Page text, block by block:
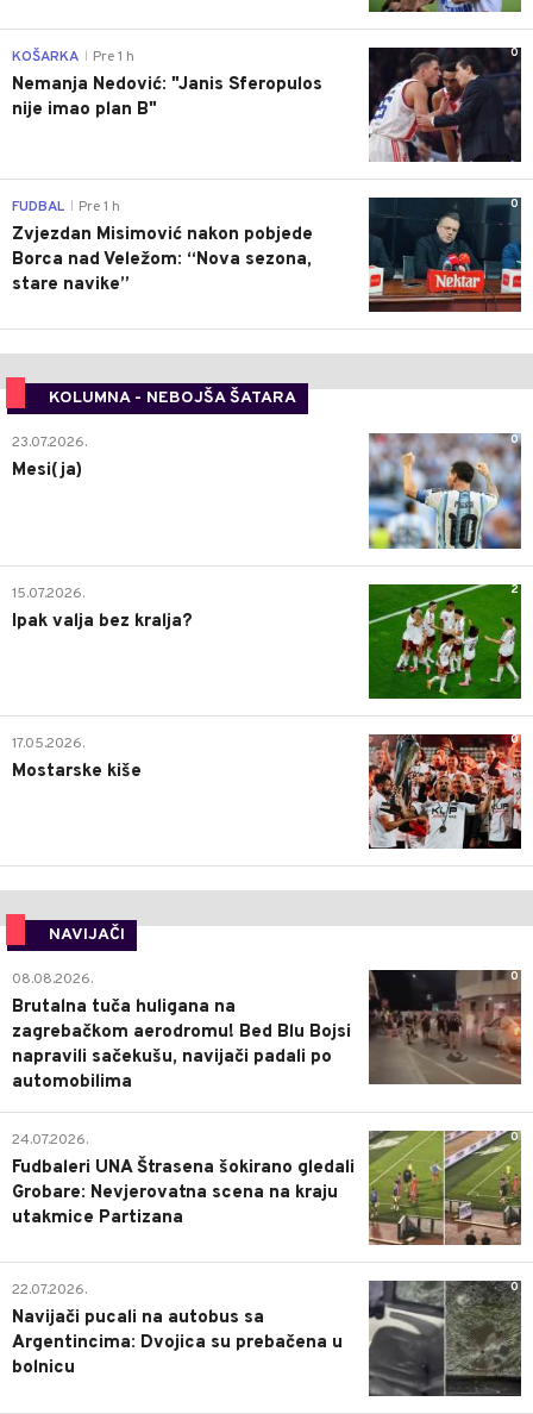
0
KOŠARKA Pre 1 h
Nemanja Nedović: "Janis Sferopulos
nije imao plan B"
0
FUDBAL Pre 1 h
Zvjezdan Misimović nakon pobjede
Borca nad Veležom: “Nova sezona,
stare navike”
KOLUMNA - NEBOJŠA ŠATARA
0
23.07.2026.
Mesi(ja)
2
15.07.2026.
Ipak valja bez kralja?
0
17.05.2026.
Mostarske kiše
NAVIJAČI
0
08.08.2026.
Brutalna tuča huligana na
zagrebačkom aerodromu! Bed Blu Bojsi
napravili sačekušu, navijači padali po
automobilima
0
24.07.2026.
Fudbaleri UNA Štrasena šokirano gledali
Grobare: Nevjerovatna scena na kraju
utakmice Partizana
0
22.07.2026.
Navijači pucali na autobus sa
Argentincima: Dvojica su prebačena u
bolnicu